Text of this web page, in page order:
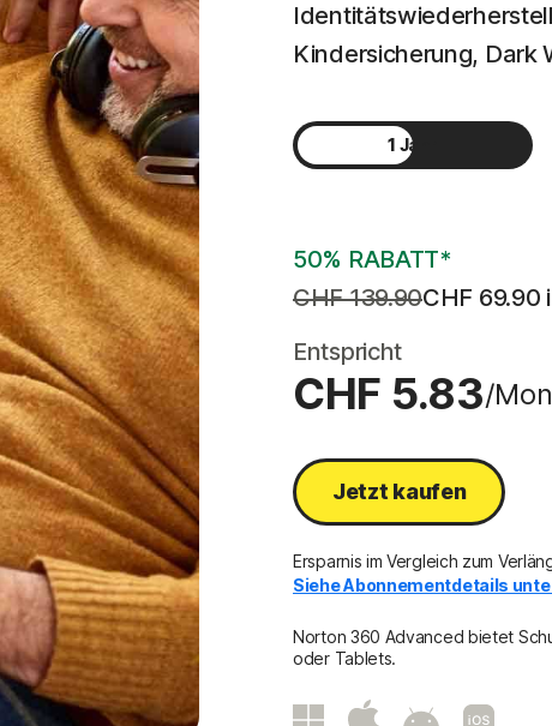
Kindersicherung, Dark
1 Jahr
50% RABATT*
CHF 139.90CHF 69.90
Entspricht
CHF 5.83/
Jetzt kaufen
Ersparnis im Vergleich zum
Siehe Abonnementdetails
Norton 360 Advanced bietet
oder Tablets.